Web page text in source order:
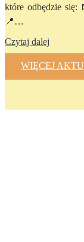
które odbędzie
📍…
Czytaj dalej
WIĘCEJ